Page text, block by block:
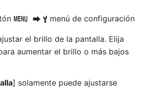
G U B menú de configuración
el brillo de la pantalla. Elija
aumentar el brillo o más bajos
] solamente puede ajustarse